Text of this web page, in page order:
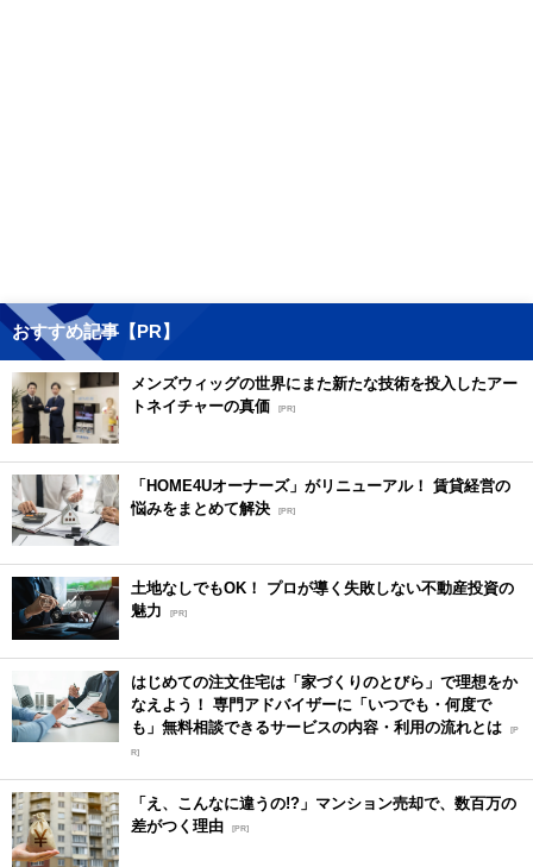
おすすめ記事【PR】
メンズウィッグの世界にまた新たな技術を投入したアー
トネイチャーの真価 [PR]
「HOME4Uオーナーズ」がリニューアル！ 賃貸経営の
悩みをまとめて解決 [PR]
土地なしでもOK！ プロが導く失敗しない不動産投資の
魅力
[PR]
はじめての注文住宅は「家づくりのとびら」で理想をか
なえよう！ 専門アドバイザーに「いつでも・何度で
も」無料相談できるサービスの内容・利用の流れとは [P
R]
「え、こんなに違うの!?」マンション売却で、数百万の
差がつく理由 [PR]